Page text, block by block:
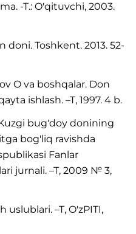
-T.: O'qituvchi, 2003.
doni. Toshkent. 2013. 52-
O va boshqalar. Don
ishlash. –T, 1997. 4 b.
Kuzgi bug'doy donining
bog'liq ravishda
Fanlar
jurnali. –T, 2009 № 3,
uslublari. –T, O'zPITI,